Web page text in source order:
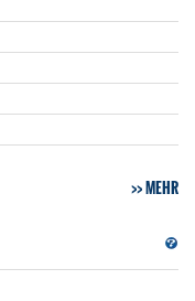
MEHR